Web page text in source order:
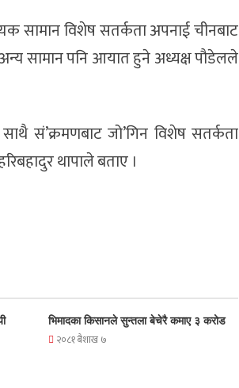
सामान विशेष सतर्कता अपनाई चीनबाट
सामान पनि आयात हुने अध्यक्ष पौडेलले
सं’क्रमणबाट जो’गिन विशेष सतर्कता
थापाले बताए ।
भिमादका किसानले सुन्तला बेचेरै कमाए ३ करोड
२०८१ बैशाख ७